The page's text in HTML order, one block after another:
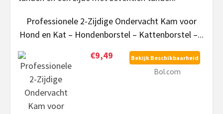
Professionele 2-Zijdige Ondervacht Kam voor
Hond en Kat – Hondenborstel – Kattenborstel –...
€9,49
Bekijk Beschikbaarheid
Bol.com